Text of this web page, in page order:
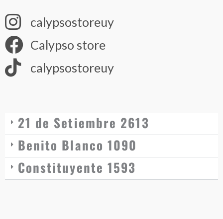
calypsostoreuy
Calypso store
calypsostoreuy
21 de Setiembre 2613
Benito Blanco 1090
Constituyente 1593